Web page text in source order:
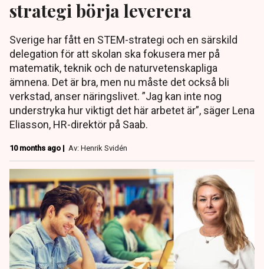
strategi börja leverera
Sverige har fått en STEM-strategi och en särskild
delegation för att skolan ska fokusera mer på
matematik, teknik och de naturvetenskapliga
ämnena. Det är bra, men nu måste det också bli
verkstad, anser näringslivet. ”Jag kan inte nog
understryka hur viktigt det här arbetet är”, säger Lena
Eliasson, HR-direktör på Saab.
10 months ago | Av: Henrik Svidén